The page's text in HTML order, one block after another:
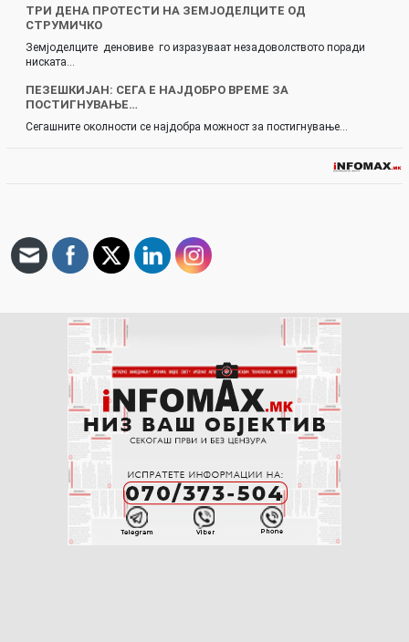
ТРИ ДЕНА ПРОТЕСТИ НА ЗЕМЈОДЕЛЦИТЕ ОД
СТРУМИЧКО
Земјоделците деновиве го изразуваат незадоволството поради
ниската…
ПЕЗЕШКИЈАН: СЕГА Е НАЈДОБРО ВРЕМЕ ЗА
ПОСТИГНУВАЊЕ…
Сегашните околности се најдобра можност за постигнување…